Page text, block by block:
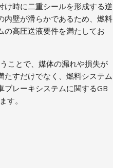
け時に二重シールを形成する逆
内壁が滑らかであるため、燃料
の高圧送液要件を満たしてお
ことで、媒体の漏れや損失が
たすだけでなく、燃料システム
レーキシステムに関するGB
す。